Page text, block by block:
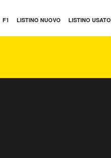
F1 LISTINO NUOVO LISTINO USATO